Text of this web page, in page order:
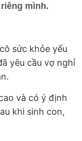
mình.
sức khỏe yếu
yêu cầu vợ nghỉ
và có ý định
khi sinh con,